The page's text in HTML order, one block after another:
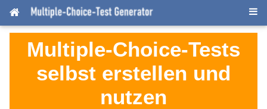
Multiple-Choice-Tests
selbst erstellen und
nutzen